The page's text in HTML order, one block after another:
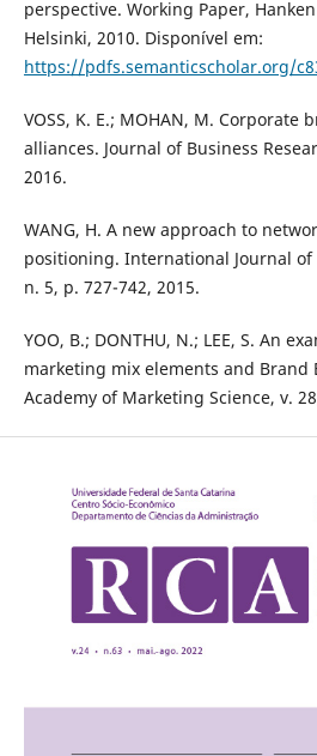
perspective. Working Paper,
Helsinki, 2010. Disponível em:
https://pdfs.semanticscholar.org/
VOSS, K. E.; MOHAN, M. Corporate
alliances. Journal of Business
2016.
WANG, H. A new approach to
positioning. International Journal of
n. 5, p. 727-742, 2015.
YOO, B.; DONTHU, N.; LEE, S. An
marketing mix elements and Brand
Academy of Marketing Science, v.